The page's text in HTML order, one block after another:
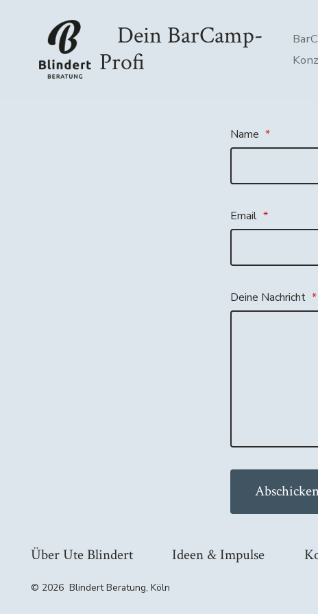
Dein BarCamp-
Profi
Name *
Email *
Deine Nachricht *
Über Ute Blindert Ideen & Impulse
© 2026 Blindert Beratung, Köln